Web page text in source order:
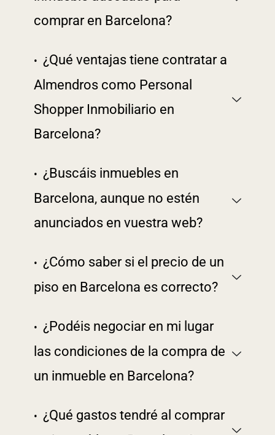
comprar en Barcelona?
¿Qué ventajas tiene contratar a
Almendros como Personal
Shopper Inmobiliario en
Barcelona?
¿Buscáis inmuebles en
Barcelona, aunque no estén
anunciados en vuestra web?
¿Cómo saber si el precio de un
piso en Barcelona es correcto?
¿Podéis negociar en mi lugar
las condiciones de la compra de
un inmueble en Barcelona?
¿Qué gastos tendré al comprar